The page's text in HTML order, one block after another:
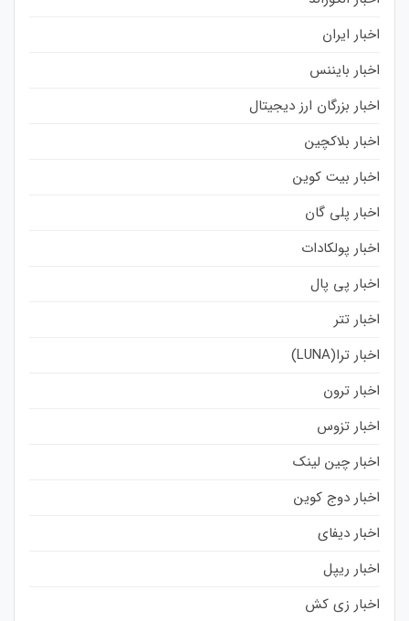
اخبار ایران
اخبار بایننس
اخبار بزرگان ارز دیجیتال
اخبار بلاکچین
اخبار بیت کوین
اخبار پلی گان
اخبار پولکادات
اخبار پی پال
اخبار تتر
اخبار ترا(LUNA)
اخبار ترون
اخبار تزوس
اخبار چین لینک
اخبار دوج کوین
اخبار دیفای
اخبار ریپل
اخبار زی کش